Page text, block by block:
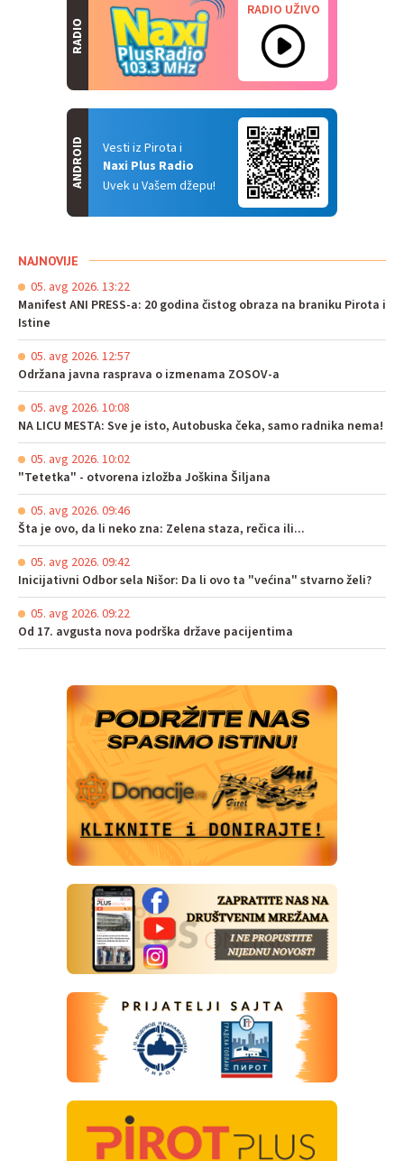
RADIO
RADIO UŽIVO
Vesti iz Pirota i
Naxi Plus Radio
Uvek u Vašem džepu!
ANDROID
NAJNOVIJE
05. avg 2026. 13:22
Manifest ANI PRESS-a: 20 godina čistog obraza na braniku Pirota i
Istine
05. avg 2026. 12:57
Održana javna rasprava o izmenama ZOSOV-a
05. avg 2026. 10:08
NA LICU MESTA: Sve je isto, Autobuska čeka, samo radnika nema!
05. avg 2026. 10:02
"Tetetka" - otvorena izložba Joškina Šiljana
05. avg 2026. 09:46
Šta je ovo, da li neko zna: Zelena staza, rečica ili...
05. avg 2026. 09:42
Inicijativni Odbor sela Nišor: Da li ovo ta "većina" stvarno želi?
05. avg 2026. 09:22
Od 17. avgusta nova podrška države pacijentima